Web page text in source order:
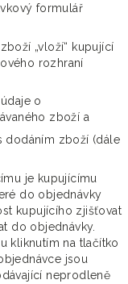
formulář
„vloží“ kupující
rozhraní
o
zboží a
dodáním zboží (dále
je kupujícímu
do objednávky
kupujícího zjišťovat
do objednávky.
kliknutím na tlačítko
jsou
neprodleně